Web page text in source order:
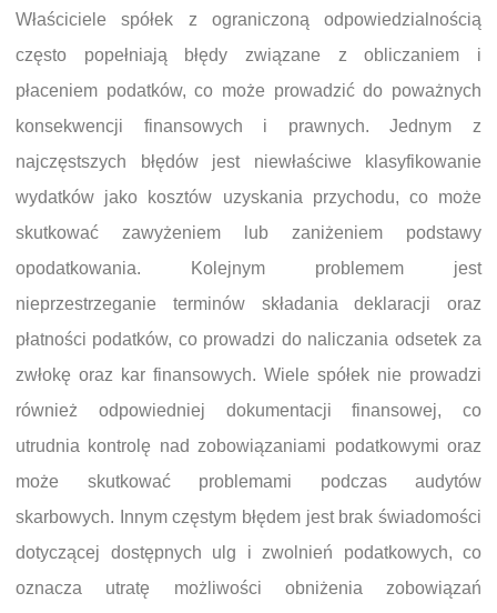
Właściciele spółek z ograniczoną odpowiedzialnością
często popełniają błędy związane z obliczaniem i
płaceniem podatków, co może prowadzić do poważnych
konsekwencji finansowych i prawnych. Jednym z
najczęstszych błędów jest niewłaściwe klasyfikowanie
wydatków jako kosztów uzyskania przychodu, co może
skutkować zawyżeniem lub zaniżeniem podstawy
opodatkowania. Kolejnym problemem jest
nieprzestrzeganie terminów składania deklaracji oraz
płatności podatków, co prowadzi do naliczania odsetek za
zwłokę oraz kar finansowych. Wiele spółek nie prowadzi
również odpowiedniej dokumentacji finansowej, co
utrudnia kontrolę nad zobowiązaniami podatkowymi oraz
może skutkować problemami podczas audytów
skarbowych. Innym częstym błędem jest brak świadomości
dotyczącej dostępnych ulg i zwolnień podatkowych, co
oznacza utratę możliwości obniżenia zobowiązań